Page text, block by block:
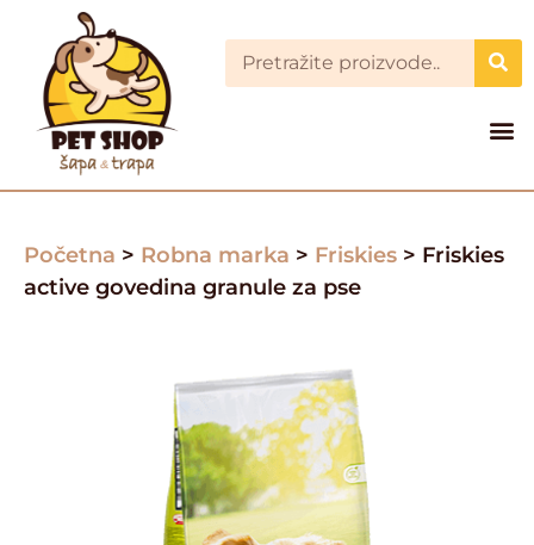
Početna > Robna marka > Friskies > Friskies
active govedina granule za pse